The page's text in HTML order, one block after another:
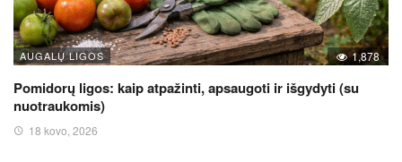
AUGALŲ LIGOS 1,878
Pomidorų ligos: kaip atpažinti, apsaugoti ir išgydyti (su
nuotraukomis)
18 kovo, 2026